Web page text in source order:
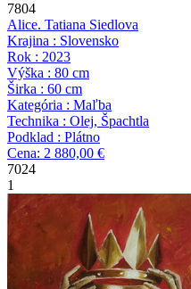
7804
Alice. Tatiana Siedlova
Krajina : Slovensko
Rok : 2023
Výška : 80 cm
Širka : 60 cm
Kategória : Maľba
Technika : Olej, Špachtla
Podklad : Plátno
Cena: 2 880,00 €
7024
1